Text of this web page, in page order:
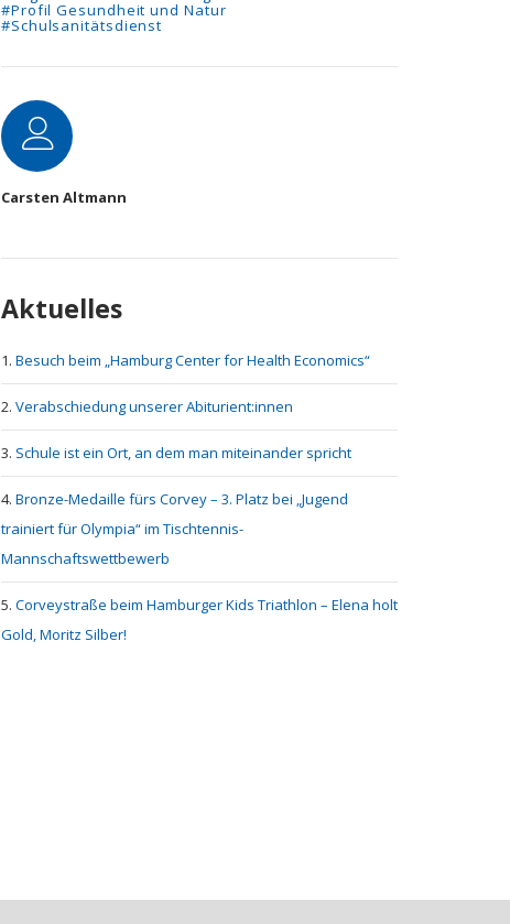
#Profil Gesundheit und Natur
#Schulsanitätsdienst
Autor
Carsten Altmann
Aktuelles
Besuch beim „Hamburg Center for Health Economics“
Verabschiedung unserer Abiturient:innen
Schule ist ein Ort, an dem man miteinander spricht
Bronze-Medaille fürs Corvey – 3. Platz bei „Jugend
trainiert für Olympia“ im Tischtennis-
Mannschaftswettbewerb
Corveystraße beim Hamburger Kids Triathlon – Elena holt
Gold, Moritz Silber!